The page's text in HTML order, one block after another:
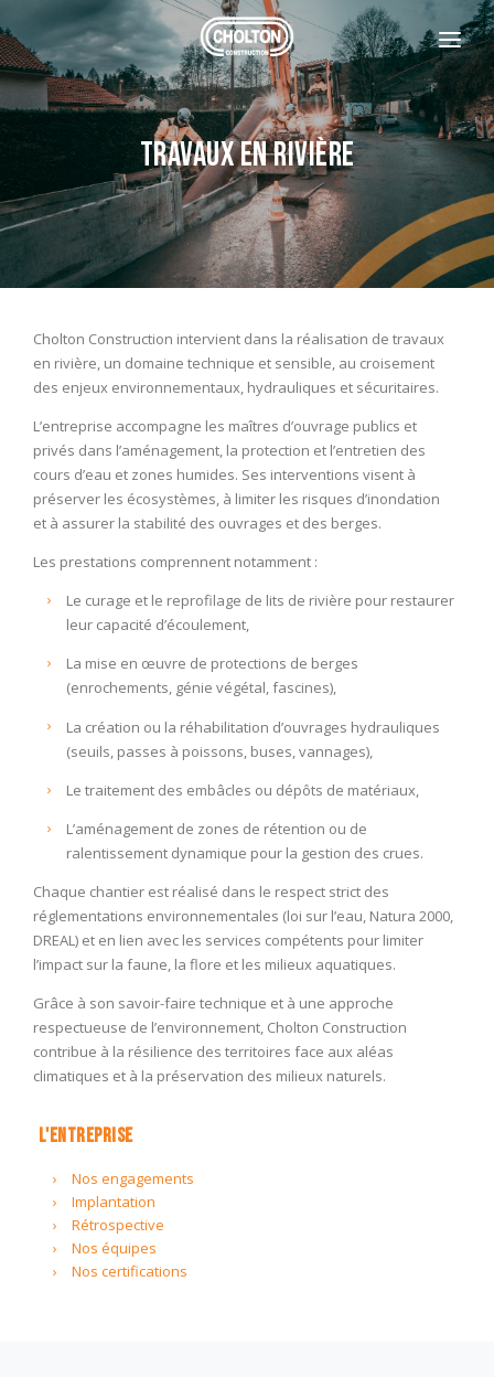
L'ENTREPRISE
NOS CLIENTS
CONTACT
CONTACTEZ-NOUS
REJOIGNEZ-NOUS
+33 4 77 29 61 10
Travaux en rivière
Cholton Construction intervient dans la réalisation de travaux
en rivière, un domaine technique et sensible, au croisement
des enjeux environnementaux, hydrauliques et sécuritaires.
L’entreprise accompagne les maîtres d’ouvrage publics et
privés dans l’aménagement, la protection et l’entretien des
cours d’eau et zones humides. Ses interventions visent à
préserver les écosystèmes, à limiter les risques d’inondation
et à assurer la stabilité des ouvrages et des berges.
Les prestations comprennent notamment :
Le curage et le reprofilage de lits de rivière pour restaurer
leur capacité d’écoulement,
La mise en œuvre de protections de berges
(enrochements, génie végétal, fascines),
La création ou la réhabilitation d’ouvrages hydrauliques
(seuils, passes à poissons, buses, vannages),
Le traitement des embâcles ou dépôts de matériaux,
L’aménagement de zones de rétention ou de
ralentissement dynamique pour la gestion des crues.
Chaque chantier est réalisé dans le respect strict des
réglementations environnementales (loi sur l’eau, Natura 2000,
DREAL) et en lien avec les services compétents pour limiter
l’impact sur la faune, la flore et les milieux aquatiques.
Grâce à son savoir-faire technique et à une approche
respectueuse de l’environnement, Cholton Construction
contribue à la résilience des territoires face aux aléas
climatiques et à la préservation des milieux naturels.
L'ENTREPRISE
Nos engagements
Implantation
Rétrospective
Nos équipes
Nos certifications